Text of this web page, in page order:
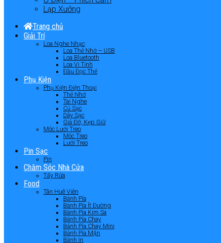
Lạp Xưởng
Trang chủ
Giải Trí
Loa Nghe Nhạc
Loa Thẻ Nhớ – USB
Loa Bluetooth
Loa Vi Tính
Đầu Đọc Thẻ
Phụ Kiện
Phụ Kiện Điện Thoại
Thẻ Nhớ
Tai Nghe
Củ Sạc
Dây Sạc
Giá Đỡ, Kẹp Giữ
Móc Lưới Treo
Móc Treo
Lưới Treo
Pin Sạc
Pin
Chăm Sóc Nhà Cửa
Tẩy Rửa
Food
Tân Huê Viên
Bánh Pía
Bánh Pía Ít Đường
Bánh Pía Kim Sa
Bánh Pía Chay
Bánh Pía Chay Mini
Bánh Pía Mặn
Bánh In